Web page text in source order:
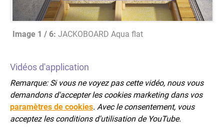
Image 2 / 6:JACKOBOARD Aqua line pro
Vidéos d'application
Remarque: Si vous ne voyez pas cette vidéo, nous vous
demandons d'accepter les cookies marketing dans vos
paramètres de cookies. Avec le consentement, vous
acceptez les conditions d'utilisation de YouTube.